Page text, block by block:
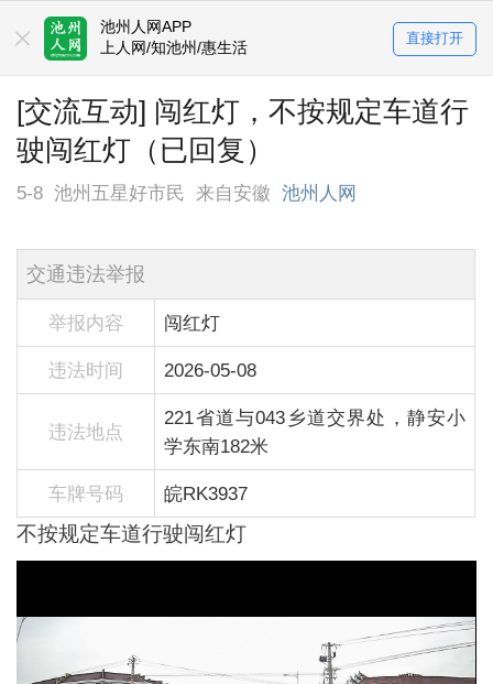
池州人网APP
上人网/知池州/惠生活
直接打开
[交流互动] 闯红灯，不按规定车道行
驶闯红灯（已回复）
5-8 池州五星好市民 来自安徽 池州人网
交通违法举报
举报内容 闯红灯
违法时间 2026-05-08
违法地点
221省道与043乡道交界处，静安小
学东南182米
车牌号码 皖RK3937
不按规定车道行驶闯红灯